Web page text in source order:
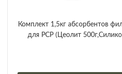
Комплект 1,5кг абсорбентов
для PCP (Цеолит